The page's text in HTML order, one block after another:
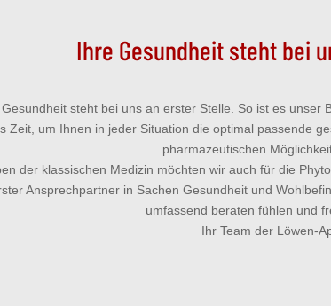
Ihre Gesundheit steht bei
steht bei uns an erster Stelle. So ist es unser
Zeit, um Ihnen in jeder Situation die optimal passende
pharmazeutischen
der klassischen Medizin möchten wir auch für die
Ansprechpartner in Sachen Gesundheit und
umfassend beraten fühlen und
Ihr Team der Löwen-